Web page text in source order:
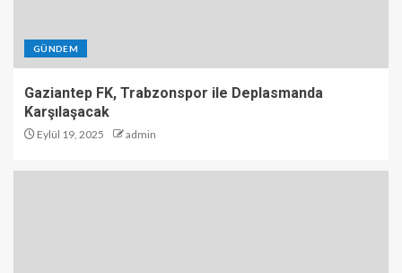
GÜNDEM
Gaziantep FK, Trabzonspor ile Deplasmanda
Karşılaşacak
Eylül 19, 2025 admin